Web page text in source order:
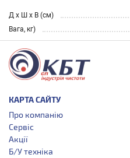
Д х Ш х В (см)
Вага, кг)
КАРТА САЙТУ
Про компанію
Сервіс
Акції
Б/У техніка